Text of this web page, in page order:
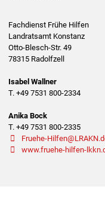
Fachdienst Frühe Hilfen
Landratsamt Konstanz
Otto-Blesch-Str. 49
78315 Radolfzell
Isabel Wallner
T. +49 7531 800-2334
Anika Bock
T. +49 7531 800-2335
Fruehe-
www.fruehe-hilfen-